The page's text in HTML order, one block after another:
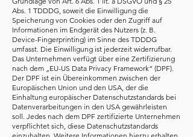
Abs. 1 TDDDG, soweit die Einwilligung die
Speicherung von Cookies oder den Zugriff auf
Informationen im Endgerät des Nutzers (z. B.
Device-Fingerprinting) im Sinne des TDDDG
umfasst. Die Einwilligung ist jederzeit widerrufbar.
Das Unternehmen verfügt über eine Zertifizierung
nach dem „EU-US Data Privacy Framework“ (DPF).
Der DPF ist ein Übereinkommen zwischen der
Europäischen Union und den USA, der die
Einhaltung europäischer Datenschutzstandards bei
Datenverarbeitungen in den USA gewährleisten
soll. Jedes nach dem DPF zertifizierte Unternehmen
verpflichtet sich, diese Datenschutzstandards